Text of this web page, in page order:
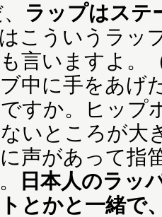
ラップはステ
こういうラッ
言いますよ。
中に手をあげ
すか。ヒップ
いところが大
声があって
日本人のラッ
とかと一緒で